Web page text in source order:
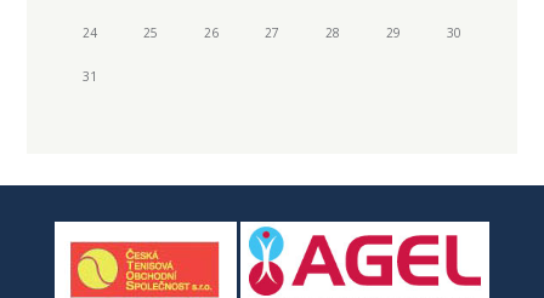
24 25 26 27 28 29 30
31